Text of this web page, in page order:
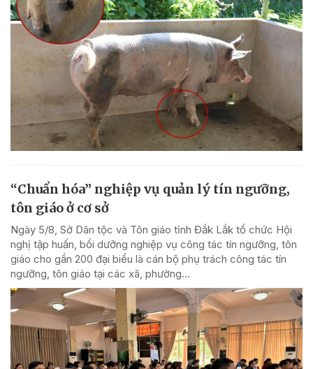
“Chuẩn hóa” nghiệp vụ quản lý tín ngưỡng,
tôn giáo ở cơ sở
Ngày 5/8, Sở Dân tộc và Tôn giáo tỉnh Đắk Lắk tổ chức Hội
nghị tập huấn, bồi dưỡng nghiệp vụ công tác tín ngưỡng, tôn
giáo cho gần 200 đại biểu là cán bộ phụ trách công tác tín
ngưỡng, tôn giáo tại các xã, phường...